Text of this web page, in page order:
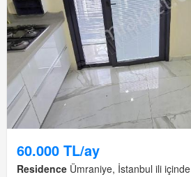
60.000 TL/ay
Residence Ümraniye, İstanbul ili içinde